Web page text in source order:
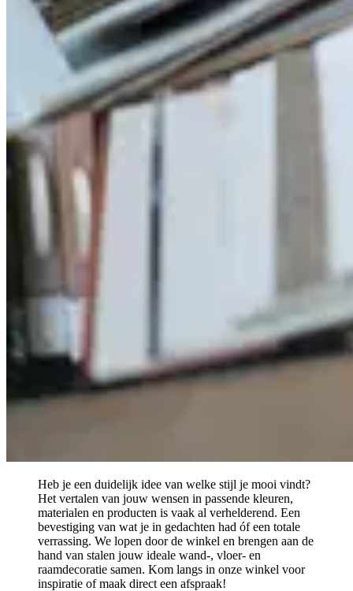
Heb je een duidelijk idee van welke stijl je mooi vindt?
Het vertalen van jouw wensen in passende kleuren,
materialen en producten is vaak al verhelderend. Een
bevestiging van wat je in gedachten had óf een totale
verrassing. We lopen door de winkel en brengen aan de
hand van stalen jouw ideale wand-, vloer- en
raamdecoratie samen. Kom langs in onze winkel voor
inspiratie of maak direct een afspraak!